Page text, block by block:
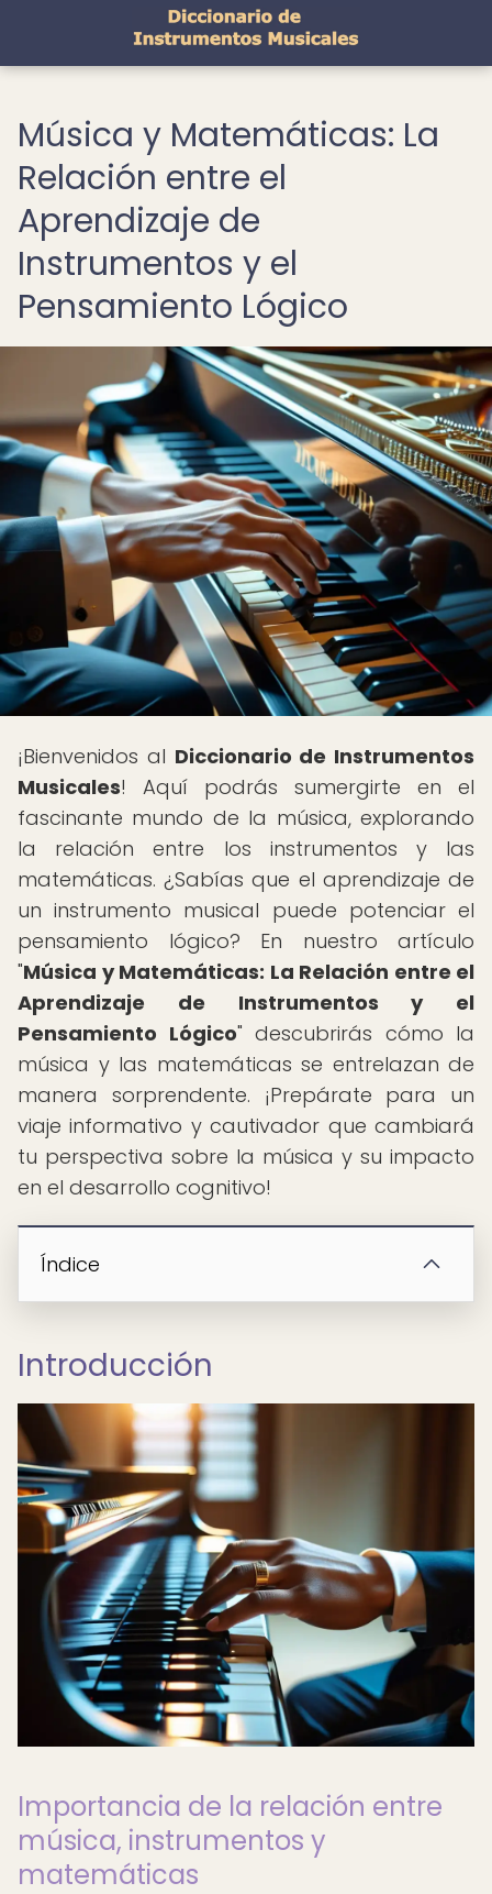
Música y Matemáticas: La
Relación entre el
Aprendizaje de
Instrumentos y el
Pensamiento Lógico
¡Bienvenidos al Diccionario de Instrumentos
Musicales! Aquí podrás sumergirte en el
fascinante mundo de la música, explorando
la relación entre los instrumentos y las
matemáticas. ¿Sabías que el aprendizaje de
un instrumento musical puede potenciar el
pensamiento lógico? En nuestro artículo
"Música y Matemáticas: La Relación entre el
Aprendizaje de Instrumentos y el
Pensamiento Lógico" descubrirás cómo la
música y las matemáticas se entrelazan de
manera sorprendente. ¡Prepárate para un
viaje informativo y cautivador que cambiará
tu perspectiva sobre la música y su impacto
en el desarrollo cognitivo!
Índice
Introducción
Importancia de la relación entre
música, instrumentos y
matemáticas